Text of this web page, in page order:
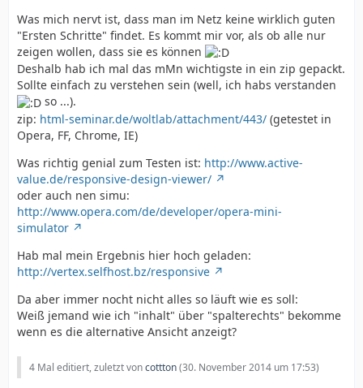
Was mich nervt ist, dass man im Netz keine wirklich guten
"Ersten Schritte" findet. Es kommt mir vor, als ob alle nur
zeigen wollen, dass sie es können
Deshalb hab ich mal das mMn wichtigste in ein zip gepackt.
Sollte einfach zu verstehen sein (well, ich habs verstanden
so ...).
zip: html-seminar.de/woltlab/attachment/443/ (getestet in
Opera, FF, Chrome, IE)
Was richtig genial zum Testen ist: http://www.active-
value.de/responsive-design-viewer/
oder auch nen simu:
http://www.opera.com/de/developer/opera-mini-
simulator
Hab mal mein Ergebnis hier hoch geladen:
http://vertex.selfhost.bz/responsive
Da aber immer nocht nicht alles so läuft wie es soll:
Weiß jemand wie ich "inhalt" über "spalterechts" bekomme
wenn es die alternative Ansicht anzeigt?
4 Mal editiert, zuletzt voncottton(30. November 2014 um 17:53)